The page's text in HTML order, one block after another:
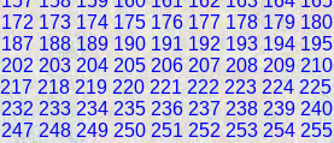
172 173 174 175 176 177 178 179 180
187 188 189 190 191 192 193 194 195
202 203 204 205 206 207 208 209 210
217 218 219 220 221 222 223 224 225
232 233 234 235 236 237 238 239 240
247 248 249 250 251 252 253 254 255